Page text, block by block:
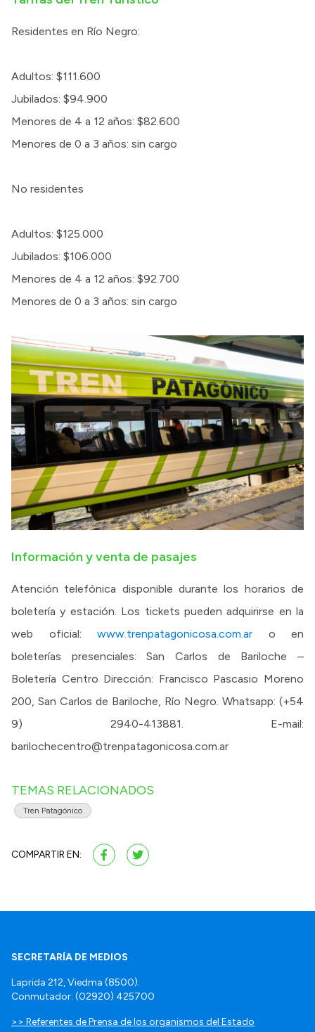
Residentes en Río Negro:
Adultos: $111.600
Jubilados: $94.900
Menores de 4 a 12 años: $82.600
Menores de 0 a 3 años: sin cargo
No residentes
Adultos: $125.000
Jubilados: $106.000
Menores de 4 a 12 años: $92.700
Menores de 0 a 3 años: sin cargo
Información y venta de pasajes
Atención telefónica disponible durante los horarios de
boletería y estación. Los tickets pueden adquirirse en la
web oficial: www.trenpatagonicosa.com.ar o en
boleterías presenciales: San Carlos de Bariloche –
Boletería Centro Dirección: Francisco Pascasio Moreno
200, San Carlos de Bariloche, Río Negro. Whatsapp: (+54
9) 2940-413881. E-mail:
barilochecentro@trenpatagonicosa.com.ar
TEMAS RELACIONADOS
Tren Patagónico
COMPARTIR EN:
SECRETARÍA DE MEDIOS
Laprida 212, Viedma (8500).
Conmutador: (02920) 425700
>> Referentes de Prensa de los organismos del Estado